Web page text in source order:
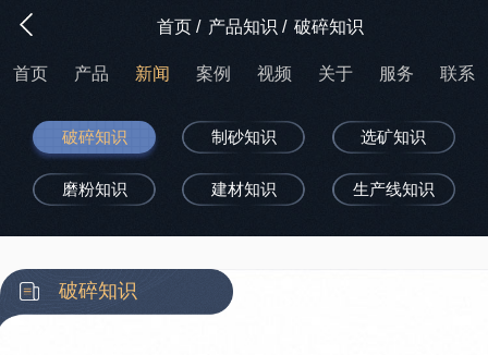
首页/ 产品知识 / 破碎知识
首页 产品 新闻 案例 视频 关于 服务 联系
破碎知识 制砂知识 选矿知识
磨粉知识 建材知识 生产线知识
破碎知识